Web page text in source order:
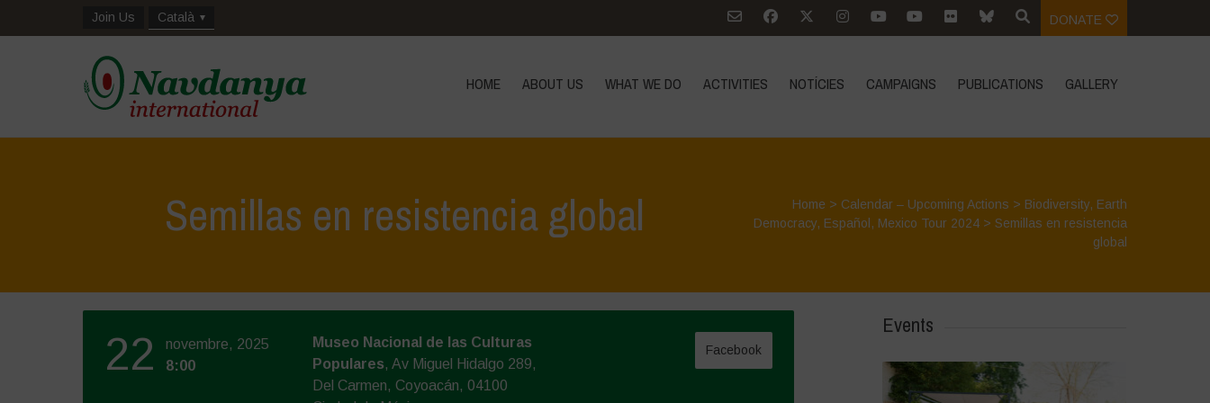
Join Us Català DONATE
HOME ABOUT US WHAT WE DO ACTIVITIES NOTÍCIES CAMPAIGNS PUBLICATIONS GALLERY
Semillas en resistencia global Home > Calendar – Upcoming Actions > Biodiversity, Earth
Democracy, Español , Mexico Tour 2024 > Semillas en resistencia
global
22
novembre, 2025
8:00
Museo Nacional de las Culturas
Populares, Av Miguel Hidalgo 289,
Del Carmen, Coyoacán, 04100
Facebook
Events